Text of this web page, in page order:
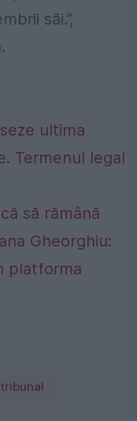
săi.”,
ultima
Termenul legal
să rămână
Gheorghiu:
platforma
tribunal